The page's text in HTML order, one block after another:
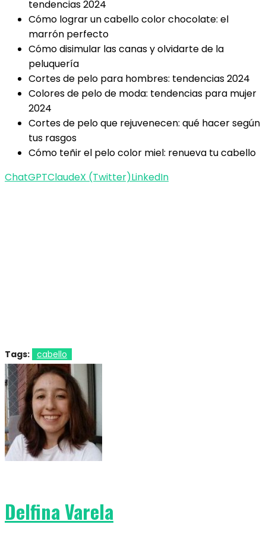
tendencias 2024
Cómo lograr un cabello color chocolate: el
marrón perfecto
Cómo disimular las canas y olvidarte de la
peluquería
Cortes de pelo para hombres: tendencias 2024
Colores de pelo de moda: tendencias para mujer
2024
Cortes de pelo que rejuvenecen: qué hacer según
tus rasgos
Cómo teñir el pelo color miel: renueva tu cabello
ChatGPTClaudeX (Twitter)LinkedIn
Tags: cabello
Delfina Varela